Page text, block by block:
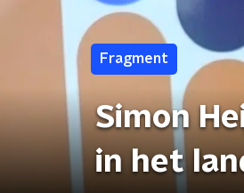
Fragment
Simon
in het